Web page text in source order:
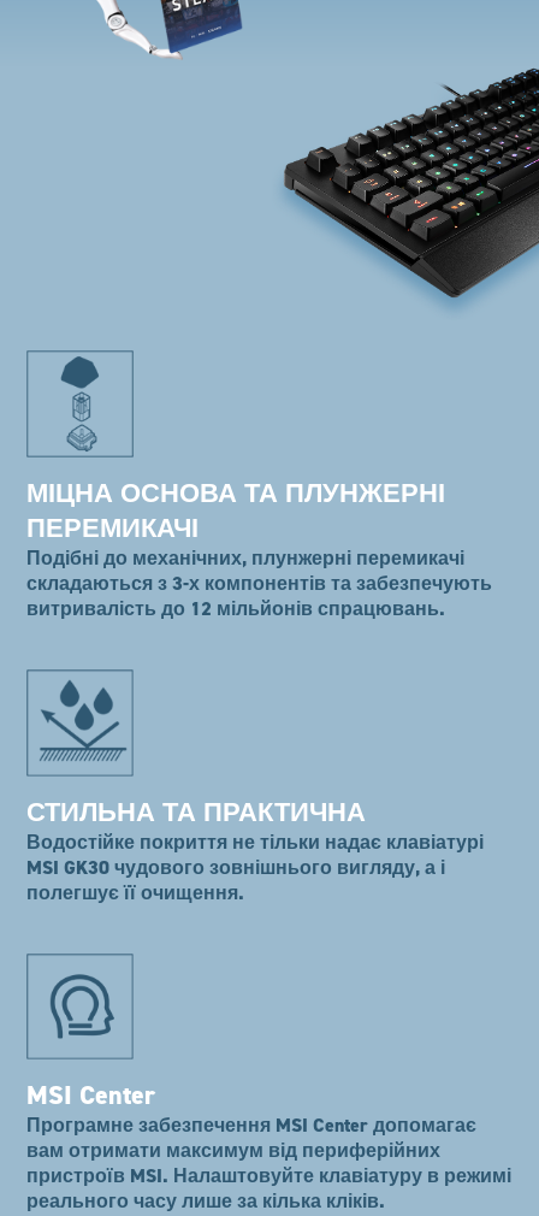
МІЦНА ОСНОВА ТА ПЛУНЖЕРНІ
ПЕРЕМИКАЧІ
Подібні до механічних, плунжерні перемикачі
складаються з 3-х компонентів та забезпечують
витривалість до 12 мільйонів спрацювань.
СТИЛЬНА ТА ПРАКТИЧНА
Водостійке покриття не тільки надає клавіатурі
MSI GK30 чудового зовнішнього вигляду, а і
полегшує її очищення.
MSI Center
Програмне забезпечення MSI Center допомагає
вам отримати максимум від периферійних
пристроїв MSI. Налаштовуйте клавіатуру в режимі
реального часу лише за кілька кліків.